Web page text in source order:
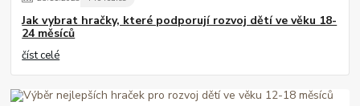
Jak vybrat hračky, které podporují rozvoj dětí ve věku 18-
24 měsíců
číst celé